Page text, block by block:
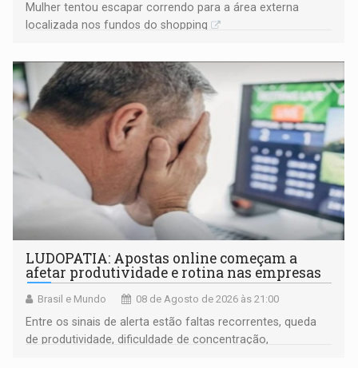
Mulher tentou escapar correndo para a área externa
localizada nos fundos do shopping
LUDOPATIA: Apostas online começam a
afetar produtividade e rotina nas empresas
Brasil e Mundo 08 de Agosto de 2026 às 21:00
Entre os sinais de alerta estão faltas recorrentes, queda
de produtividade, dificuldade de concentração,